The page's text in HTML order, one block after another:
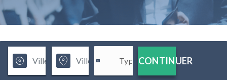
CONTINUER